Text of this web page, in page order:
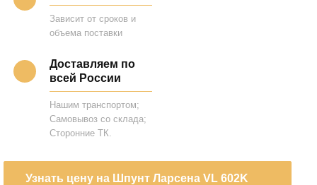
Зависит от сроков и
объема поставки
Доставляем по
всей России
Нашим транспортом;
Самовывоз со склада;
Сторонние ТК.
Узнать цену на Шпунт Ларсена VL 602K